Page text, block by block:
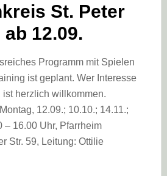
St. Peter
12.09.
Programm mit Spielen
ist geplant. Wer Interesse
ist herzlich willkommen.
12.09.; 10.10.; 14.11.;
– 16.00 Uhr, Pfarrheim
Str. 59, Leitung: Ottilie